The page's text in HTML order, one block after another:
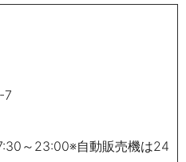
7
～23:00※自動販売機は24